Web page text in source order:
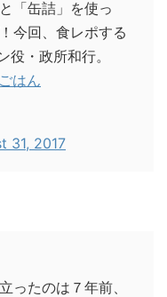
「缶詰」を使っ
今回、食レポする
・政所和行。
はん
31, 2017
ったのは７年前、